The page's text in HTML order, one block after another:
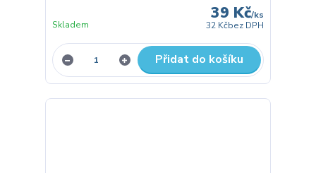
39 Kč/ks
32 Kčbez DPH
Skladem
Přidat do košíku